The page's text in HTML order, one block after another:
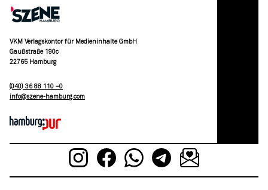
VKM Verlagskontor für Medieninhalte GmbH
Gaußstraße 190c
22765 Hamburg
(040) 36 88 110 –0
moc.grubmah-enezs@ofni